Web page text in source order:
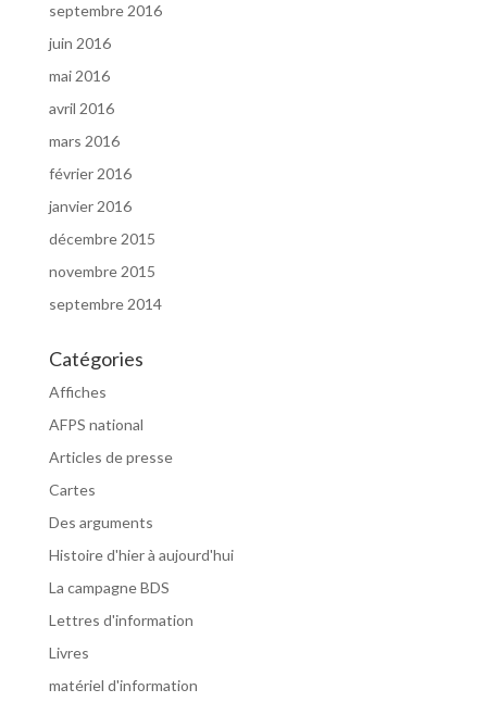
septembre 2016
juin 2016
mai 2016
avril 2016
mars 2016
février 2016
janvier 2016
décembre 2015
novembre 2015
septembre 2014
Catégories
Affiches
AFPS national
Articles de presse
Cartes
Des arguments
Histoire d'hier à aujourd'hui
La campagne BDS
Lettres d'information
Livres
matériel d'information